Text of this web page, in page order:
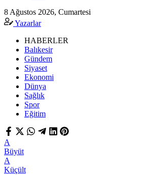
8 Ağustos 2026, Cumartesi
Yazarlar
HABERLER
Balıkesir
Gündem
Siyaset
Ekonomi
Dünya
Sağlık
Spor
Eğitim
A
Büyüt
A
Küçült